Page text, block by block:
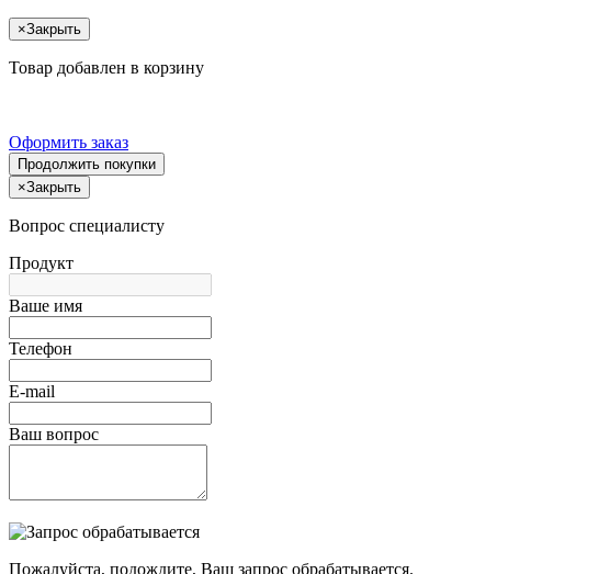
×Закрыть
Товар добавлен в корзину
Оформить заказ
Продолжить покупки
×Закрыть
Вопрос специалисту
Продукт
Ваше имя
Телефон
E-mail
Ваш вопрос
Пожалуйста, подождите, Ваш запрос обрабатывается.